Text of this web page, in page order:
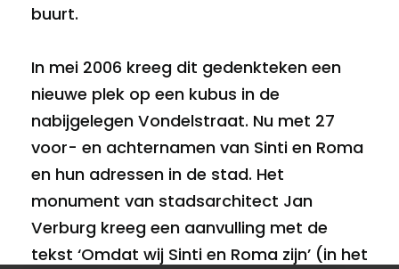
buurt.
In mei 2006 kreeg dit gedenkteken een
nieuwe plek op een kubus in de
nabijgelegen Vondelstraat. Nu met 27
voor- en achternamen van Sinti en Roma
en hun adressen in de stad. Het
monument van stadsarchitect Jan
Verburg kreeg een aanvulling met de
tekst ‘Omdat wij Sinti en Roma zijn’ (in het